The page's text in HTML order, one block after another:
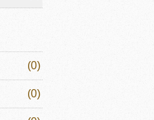
(0)
(0)